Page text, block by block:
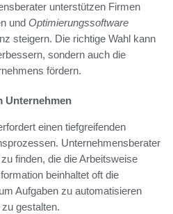
unterstützen Firmen
und Optimierungssoftware
steigern. Die richtige Wahl kann
sondern auch die
fördern.
Unternehmen
einen tiefgreifenden
Unternehmensberater
finden, die die Arbeitsweise
beinhaltet oft die
Aufgaben zu automatisieren
gestalten.